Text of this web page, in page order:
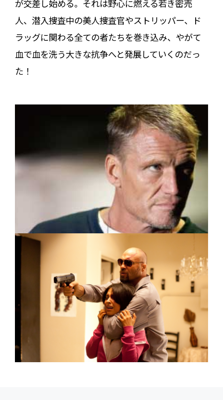
が交差し始める。それは野心に燃える若き密売
人、潜入捜査中の美人捜査官やストリッパー、ド
ラッグに関わる全ての者たちを巻き込み、やがて
血で血を洗う大きな抗争へと発展していくのだっ
た！